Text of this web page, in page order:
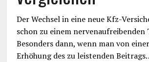
Der Wechsel in eine neue Kfz-
schon zu einem nervenaufreibenden
Besonders dann, wenn man von
Erhöhung des zu leistenden